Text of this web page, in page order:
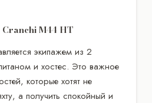
M44 HT
экипажем из 2
и хостес. Это важное
которые хотят не
а получить спокойный и